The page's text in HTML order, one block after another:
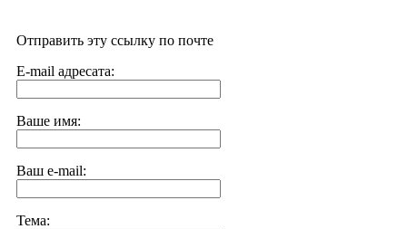
Отправить эту ссылку по почте
E-mail адресата:
Ваше имя:
Ваш e-mail:
Тема: